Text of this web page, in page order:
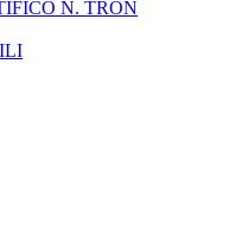
N. TRON